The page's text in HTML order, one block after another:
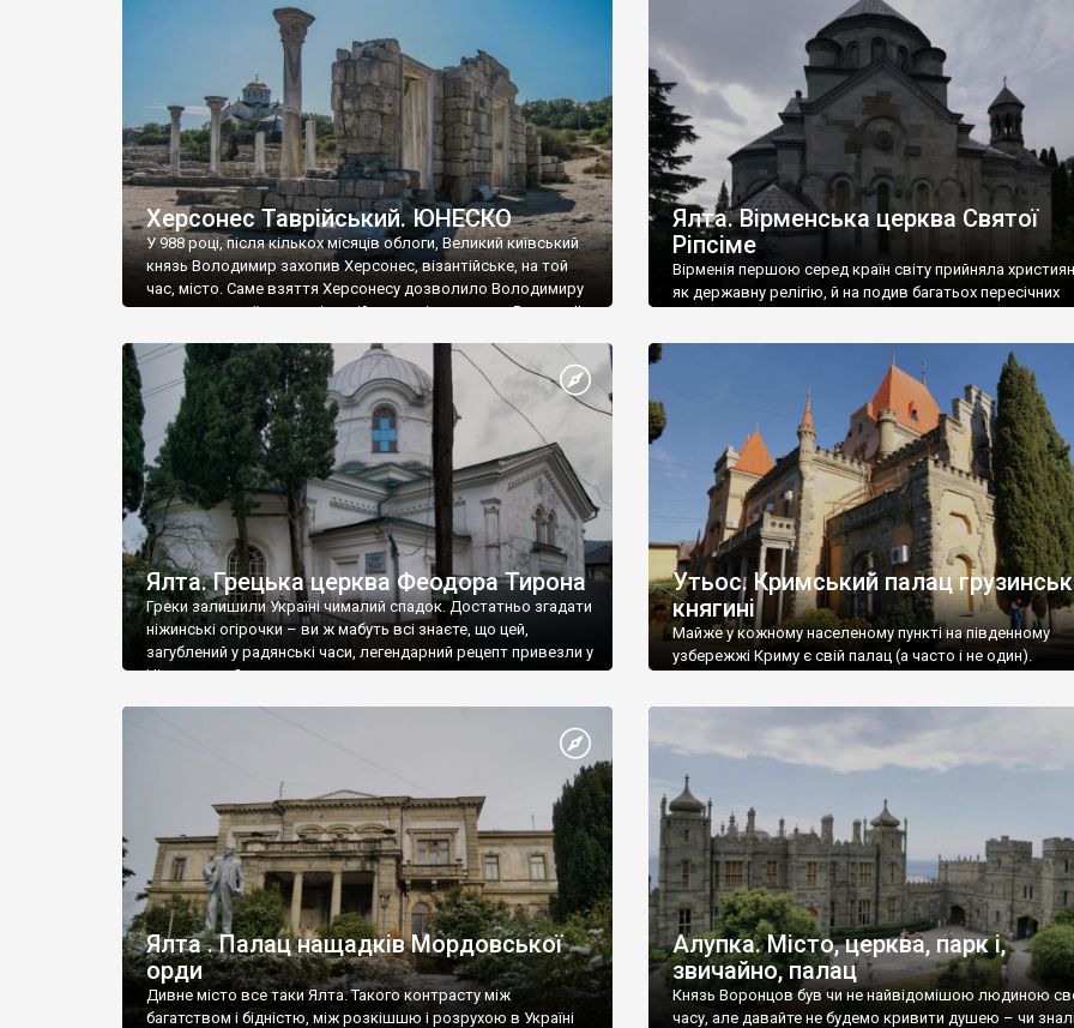
візантійської доби. Раритети викрадені з фондів об’єкту
культурної спадщини ЮНЕСКО «Херсонеса Таврійського».
Офіційно – на виставку «Золото Візантії», але експерти та
влада в Україні вважають це лише […]
називаються «повстяками» (postaki)…” “Вино. Крим
виробляє відмінне вино і його вдосталь: воно все
легке біле і дуже […]
Херсонес Таврійський. ЮНЕСКО
У 988 році, після кількох місяців облоги, Великий київський
князь Володимир захопив Херсонес, візантійське, на той
час, місто. Саме взяття Херсонесу дозволило Володимиру
диктувати свої умови візантійському імператору Василю ІІ,
Херсонесі Володимир-язичник, став Василем-
християнином. А потім було Хрещення Русі. На честь
Херсонесу Таврійського названо місто […]
Ялта. Вірменська церква Святої
Ріпсіме
Вірменія першою серед країн світу прийняла
як державну релігію, й на подив багатьох пересічних
Ялта. Грецька церква Феодора Тирона
Греки залишили Україні чималий спадок. Достатньо згадати
ніжинські огірочки – ви ж мабуть всі знаєте, що цей,
загублений у радянські часи, легендарний рецепт привезли у
Ніжин греки?
Утьос. Кримський палац
княгині
Майже у кожному населеному пункті на південному
узбережжі Криму є свій палац (а часто і не один).
Ялта . Палац нащадків Мордовської
орди
Дивне місто все таки Ялта. Такого контрасту між
багатством і бідністю, між розкішшю і розрухою в Україні
Алупка. Місто, церква, парк і,
звичайно, палац
Князь Воронцов був чи не найвідомішою людиною
часу, але давайте не будемо кривити душею – чи